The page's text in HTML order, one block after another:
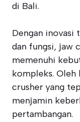
di Bali.
Dengan inovasi
dan fungsi, jaw
memenuhi
kompleks. Oleh
crusher yang
menjamin
pertambangan.